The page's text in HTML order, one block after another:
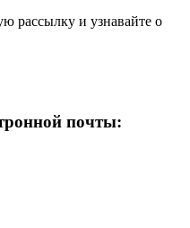
рассылку и узнавайте о
почты: